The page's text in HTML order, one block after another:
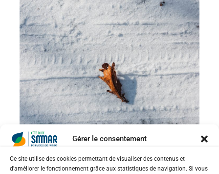
Gérer le consentement
Ce site utilise des cookies permettant de visualiser des contenus et
d'améliorer le fonctionnement grâce aux statistiques de navigation. Si vous